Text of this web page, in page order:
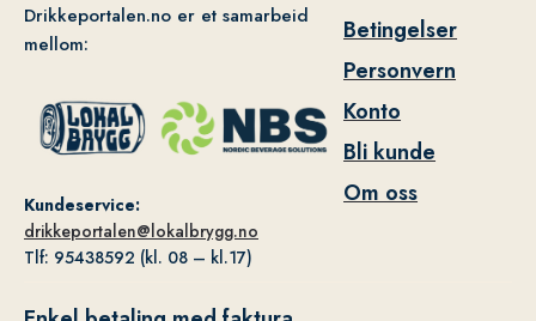
Drikkeportalen.no er et samarbeid
mellom:
Kundeservice:
drikkeportalen@lokalbrygg.no
Tlf: 95438592 (kl. 08 – kl.17)
Betingelser
Personvern
Konto
Bli kunde
Om oss